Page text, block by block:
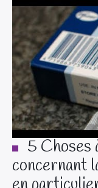
5 Choses
concernant